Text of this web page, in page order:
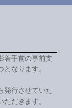
着手前の事前支
なります。
発行させていた
だきます。